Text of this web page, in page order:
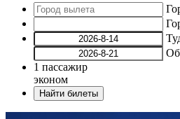
1 пассажир
эконом
Найти билеты